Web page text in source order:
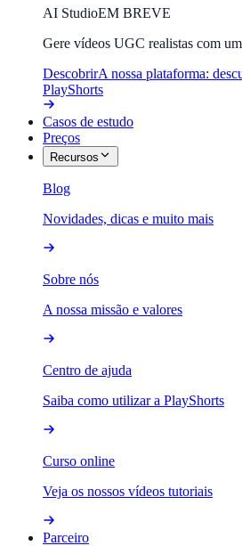
AI StudioEM BREVE
Gere vídeos UGC realistas com
DescobrirA nossa plataforma:
PlayShorts
Casos de estudo
Preços
Recursos
Blog
Novidades, dicas e muito mais
Sobre nós
A nossa missão e valores
Centro de ajuda
Saiba como utilizar a PlayShorts
Curso online
Veja os nossos vídeos tutoriais
Parceiro